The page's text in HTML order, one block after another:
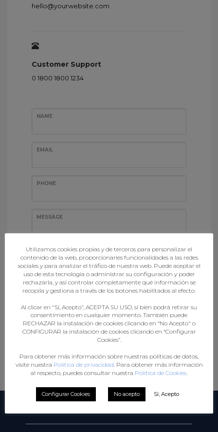
hello@yourwebsite.com
Customer Support
0 1800 1800 1234
NAME
EMAIL
PHONE
MESSAGE
Send message
Utilizamos cookies propias y de terceros para personalizar el
contenido de la web, proporcionarles funcionalidades a las redes
sociales y para analizar el tráfico de nuestra web. Puede aceptar el
uso de esta tecnología o administrar su configuración y poder
rechazarla, y así controlar completamente qué información se
recopila y gestiona a través de los botones habilitados al efecto.
Al clicar en "Sí, Acepto", ACEPTA SU USO, si bien podrá retirar su
consentimiento en cualquier momento. También puede
RECHAZAR la instalación de cookies clicando en “No Acepto" o
CONFIGURAR la instalación de cookies clicando en “Configurar
Cookies”.
Para obtener más información sobre nuestras políticas de datos,
visite nuestra Política de privacidad . Para obtener más información
al respecto, puedes consultar nuestra Política de Cookies
Configurar Cookies No acepto Sí, Acepto